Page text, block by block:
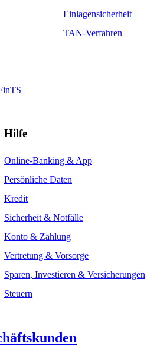
Einlagensicherheit
TAN-Verfahren
Hilfe
Online-Banking & App
Persönliche Daten
Kredit
Sicherheit & Notfälle
Konto & Zahlung
Vertretung & Vorsorge
Sparen, Investieren & Versicherungen
Steuern